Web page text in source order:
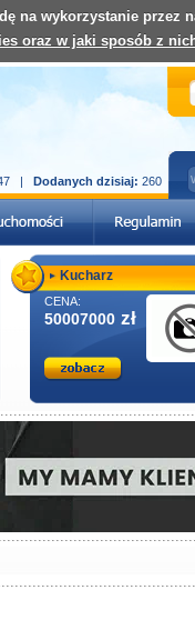
| Dodanych dzisiaj: 260
Kucharz
CENA:
50007000 zł
na wykorzystanie
oraz w jaki sposób z